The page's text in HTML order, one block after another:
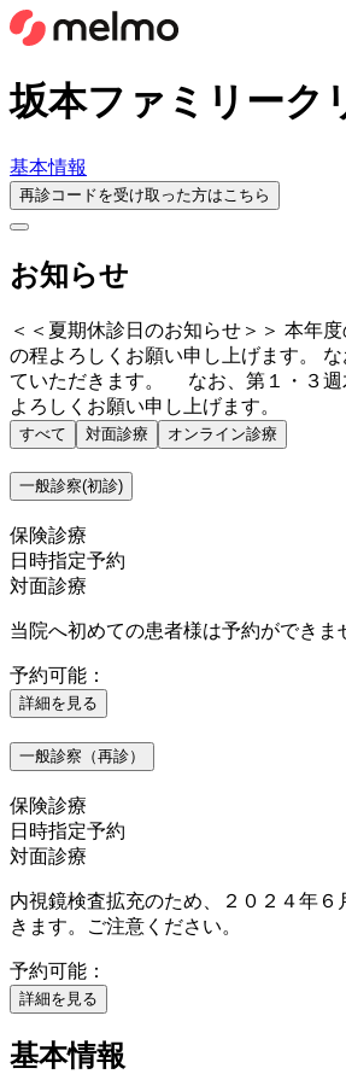
坂本ファミリーク
基本情報
再診コードを受け取った方はこちら
お知らせ
＜＜夏期休診日のお知らせ＞＞ 本年
の程よろしくお願い申し上げます。
ていただきます。 なお、第１・３週
よろしくお願い申し上げます。
すべて 対面診療 オンライン診療
一般診察(初診)
保険診療
日時指定予約
対面診療
当院へ初めての患者様は予約ができ
予約可能：
詳細を見る
一般診察（再診）
保険診療
日時指定予約
対面診療
内視鏡検査拡充のため、２０２４年
きます。ご注意ください。
予約可能：
詳細を見る
基本情報